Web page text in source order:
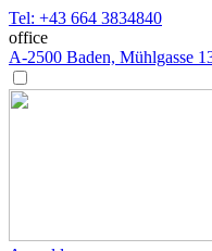
Tel: +43 664 3834840
office
A-2500 Baden, Mühlgasse